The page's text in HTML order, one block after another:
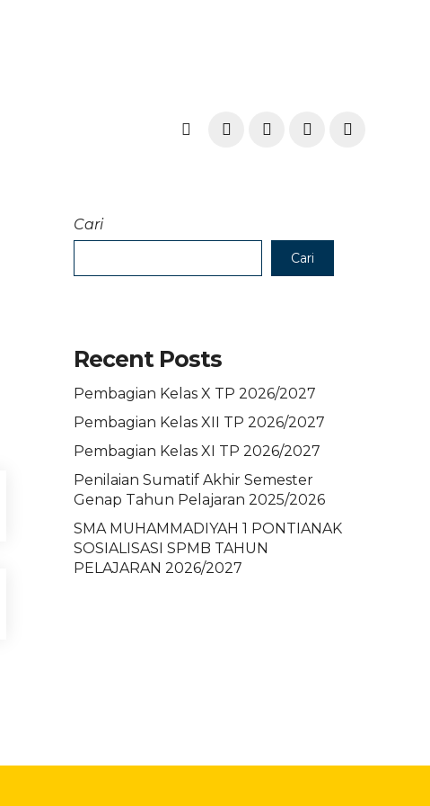
Cari
Cari
Recent Posts
Pembagian Kelas X TP 2026/2027
Pembagian Kelas XII TP 2026/2027
Pembagian Kelas XI TP 2026/2027
Penilaian Sumatif Akhir Semester
Genap Tahun Pelajaran 2025/2026
SMA MUHAMMADIYAH 1 PONTIANAK
SOSIALISASI SPMB TAHUN
PELAJARAN 2026/2027